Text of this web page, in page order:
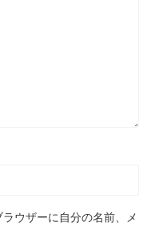
ウザーに自分の名前、メ